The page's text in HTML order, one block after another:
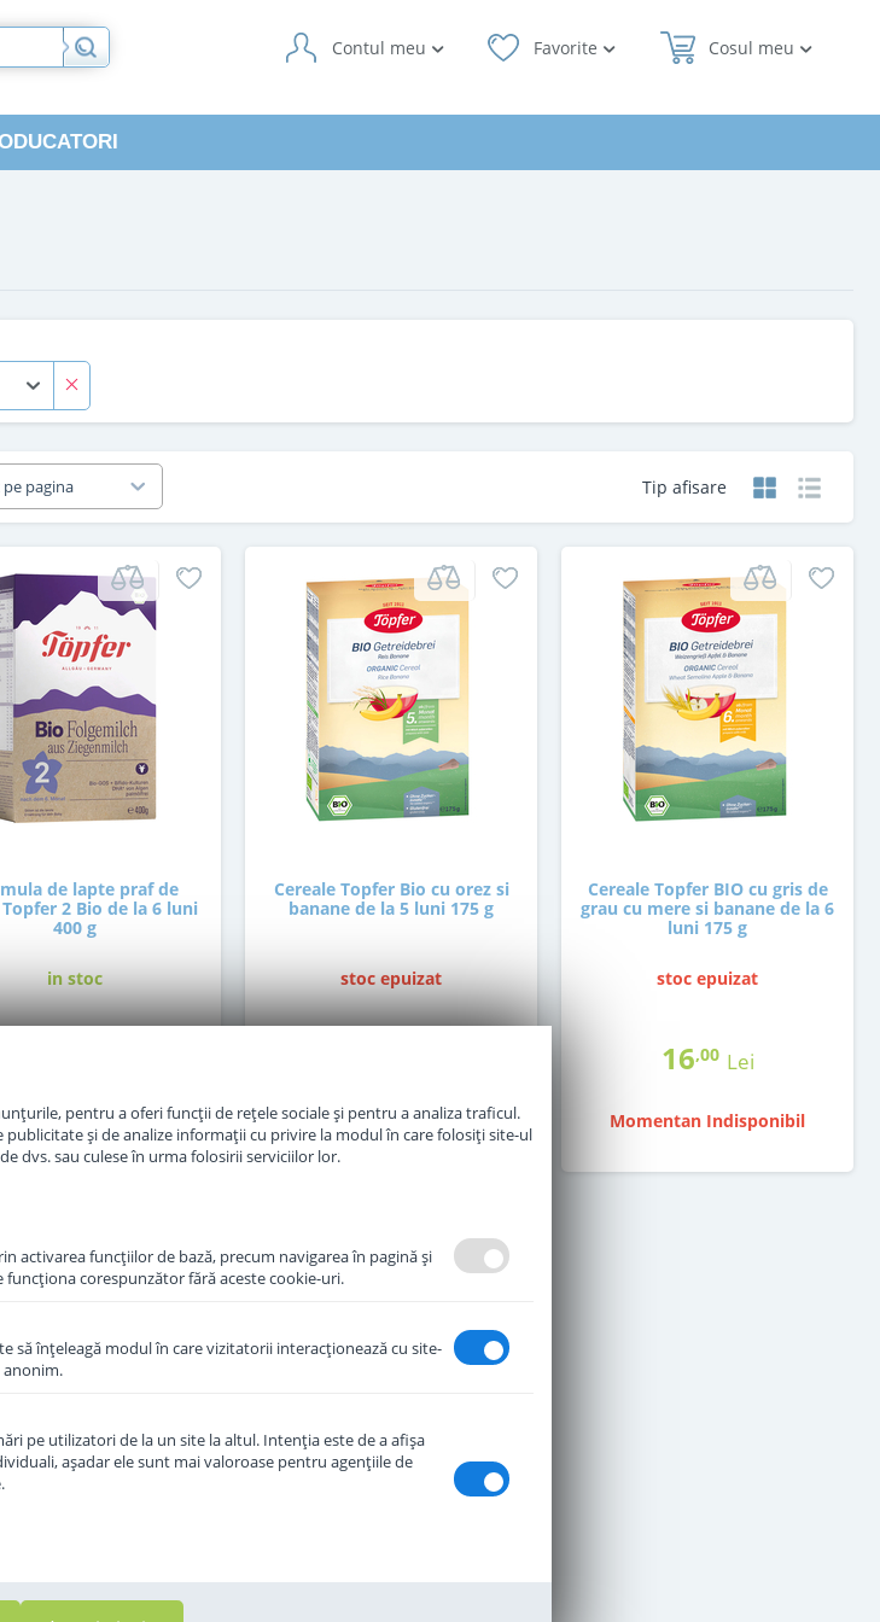
Cosul meu
Favorite
Contul meu
Tip afisare
pe pagina
de lapte praf de
2 Bio de la 6 luni
400 g
in stoc
Adauga in cos
Cereale Topfer Bio cu orez si
banane de la 5 luni 175 g
stoc epuizat
Momentan Indisponibil
Cereale Topfer BIO cu gris de
grau cu mere si banane de la 6
luni 175 g
stoc epuizat
16,00 Lei
Momentan Indisponibil
pentru a oferi funcții de rețele sociale și pentru a analiza traficul.
și de analize informații cu privire la modul în care folosiți site-ul
dvs. sau culese în urma folosirii serviciilor lor.
activarea funcţiilor de bază, precum navigarea în pagină şi
funcţiona corespunzător fără aceste cookie-uri.
să înţeleagă modul în care vizitatorii interacţionează cu site-
pe utilizatori de la un site la altul. Intenţia este de a afişa
aşadar ele sunt mai valoroase pentru agenţiile de